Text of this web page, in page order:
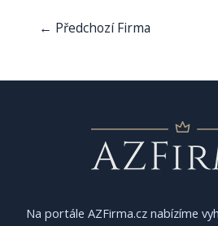
Navigace
← Předchozí Firma
Na portále AZFirma.cz nabízíme